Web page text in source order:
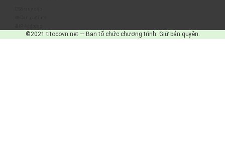
©2021 titocovn.net — Ban tổ chức chương trình. Giữ bản quyền.